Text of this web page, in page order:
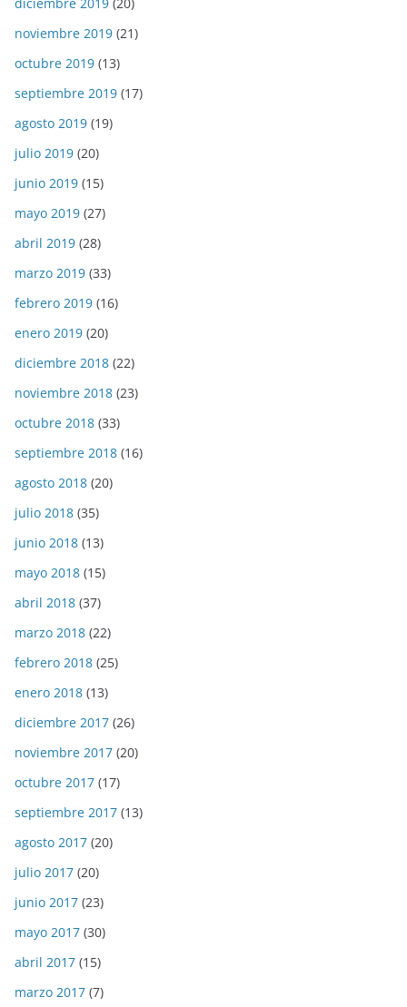
noviembre 2019 (21)
octubre 2019 (13)
septiembre 2019 (17)
agosto 2019 (19)
julio 2019 (20)
junio 2019 (15)
mayo 2019 (27)
abril 2019 (28)
marzo 2019 (33)
febrero 2019 (16)
enero 2019 (20)
diciembre 2018 (22)
noviembre 2018 (23)
octubre 2018 (33)
septiembre 2018 (16)
agosto 2018 (20)
julio 2018 (35)
junio 2018 (13)
mayo 2018 (15)
abril 2018 (37)
marzo 2018 (22)
febrero 2018 (25)
enero 2018 (13)
diciembre 2017 (26)
noviembre 2017 (20)
octubre 2017 (17)
septiembre 2017 (13)
agosto 2017 (20)
julio 2017 (20)
junio 2017 (23)
mayo 2017 (30)
abril 2017 (15)
marzo 2017 (7)